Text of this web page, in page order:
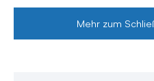
Mehr zum